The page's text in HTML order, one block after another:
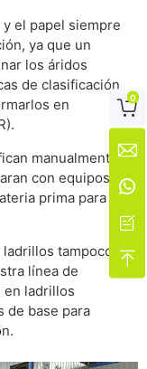
el papel siempre
ya que un
los áridos
de clasificación
en
manualmente,
con equipos
prima para
tampoco
línea de
en ladrillos
de base para

0



